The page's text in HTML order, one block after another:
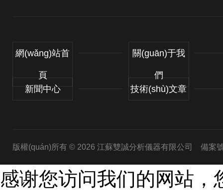
網(wǎng)站首
頁
關(guān)于我
們
新聞中心
技術(shù)文章
版權(quán)所有 © 2026 江蘇雙誠分析儀器有限公司 備案
感谢您访问我们的网站，